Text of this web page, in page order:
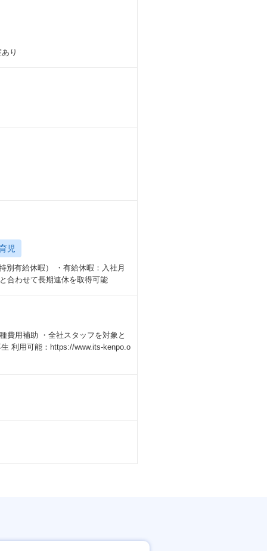
り
児
別有給休暇） ・有給休暇：入社月
合わせて長期連休を取得可能
費用補助 ・全社スタッフを対象と
利用可能：https://www.its-kenpo.o